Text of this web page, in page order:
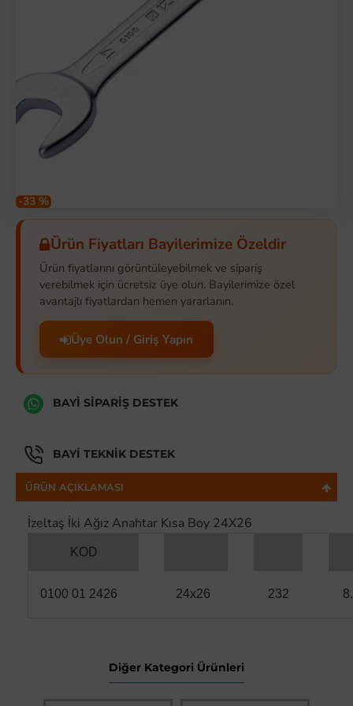
-33 %
Ürün Fiyatları Bayilerimize Özeldir
Ürün fiyatlarını görüntüleyebilmek ve sipariş
verebilmek için ücretsiz üye olun. Bayilerimize özel
avantajlı fiyatlardan hemen yararlanın.
Üye Olun / Giriş Yapın
BAYI SIPARIŞ DESTEK
BAYI TEKNIK DESTEK
ÜRÜN AÇIKLAMASI
İzeltaş İki Ağız Anahtar Kısa Boy 24X26
KOD
0100 01 2426 24x26 232
Diğer Kategori Ürünleri